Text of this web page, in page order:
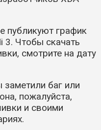
публикуют график
3. Чтобы скачать
смотрите на дату
баг или
пожалуйста,
и своими